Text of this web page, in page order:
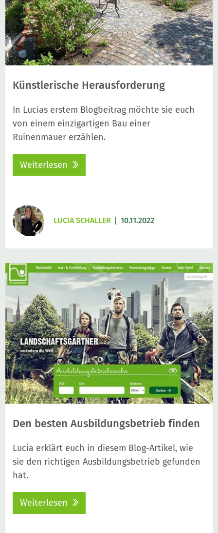
Künstlerische Herausforderung
In Lucias erstem Blogbeitrag möchte sie euch
von einem einzigartigen Bau einer
Ruinenmauer erzählen.
Weiterlesen
LUCIA SCHALLER 10.11.2022
Den besten Ausbildungsbetrieb finden
Lucia erklärt euch in diesem Blog-Artikel, wie
sie den richtigen Ausbildungsbetrieb gefunden
hat.
Weiterlesen